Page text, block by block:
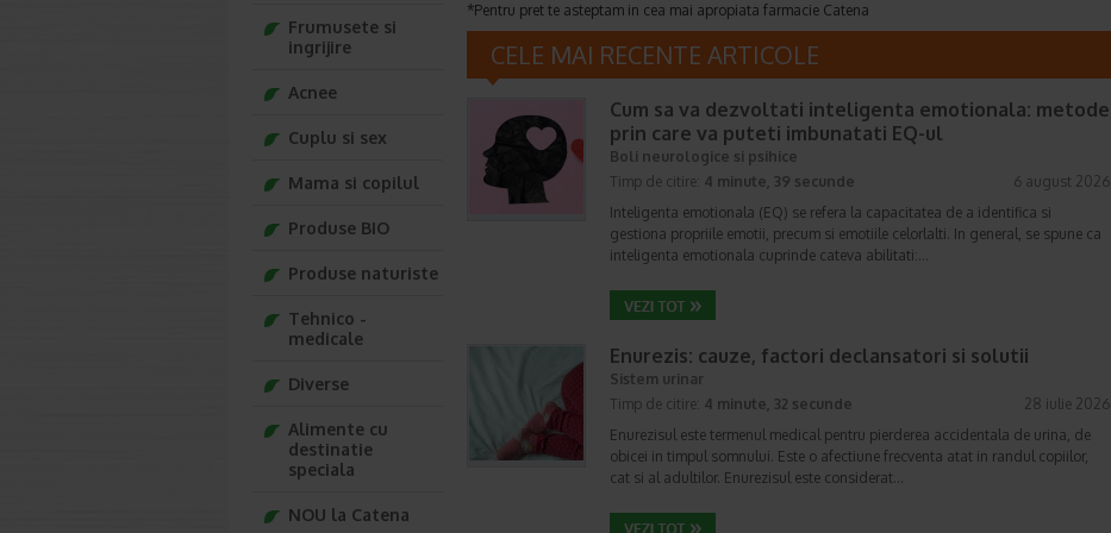
*Pentru pret te asteptam in cea mai apropiata farmacie Catena
CELE MAI RECENTE ARTICOLE
Cum sa va dezvoltati inteligenta emotionala: metode
prin care va puteti imbunatati EQ-ul
Boli neurologice si psihice
Timp de citire: 4 minute, 39 secunde
6 august 2026
Inteligenta emotionala (EQ) se refera la capacitatea de a identifica si
gestiona propriile emotii, precum si emotiile celorlalti. In general, se spune ca
inteligenta emotionala cuprinde cateva abilitati:…
Enurezis: cauze, factori declansatori si solutii
Sistem urinar
Timp de citire: 4 minute, 32 secunde
28 iulie 2026
Enurezisul este termenul medical pentru pierderea accidentala de urina, de
obicei in timpul somnului. Este o afectiune frecventa atat in randul copiilor,
cat si al adultilor. Enurezisul este considerat…
Frumusete si
ingrijire
Acnee
Cuplu si sex
Mama si copilul
Produse BIO
Produse naturiste
Tehnico -
medicale
Diverse
Alimente cu
destinatie
speciala
NOU la Catena